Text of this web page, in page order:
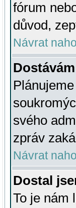
fórum
důvod,
Návrat
svého
zpráv
Návrat
Dostal
To je nám